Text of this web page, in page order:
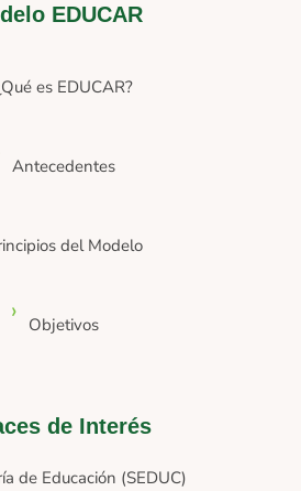
EDUCAR
es EDUCAR?
Antecedentes
del Modelo
Objetivos
de Interés
de Educación (SEDUC)